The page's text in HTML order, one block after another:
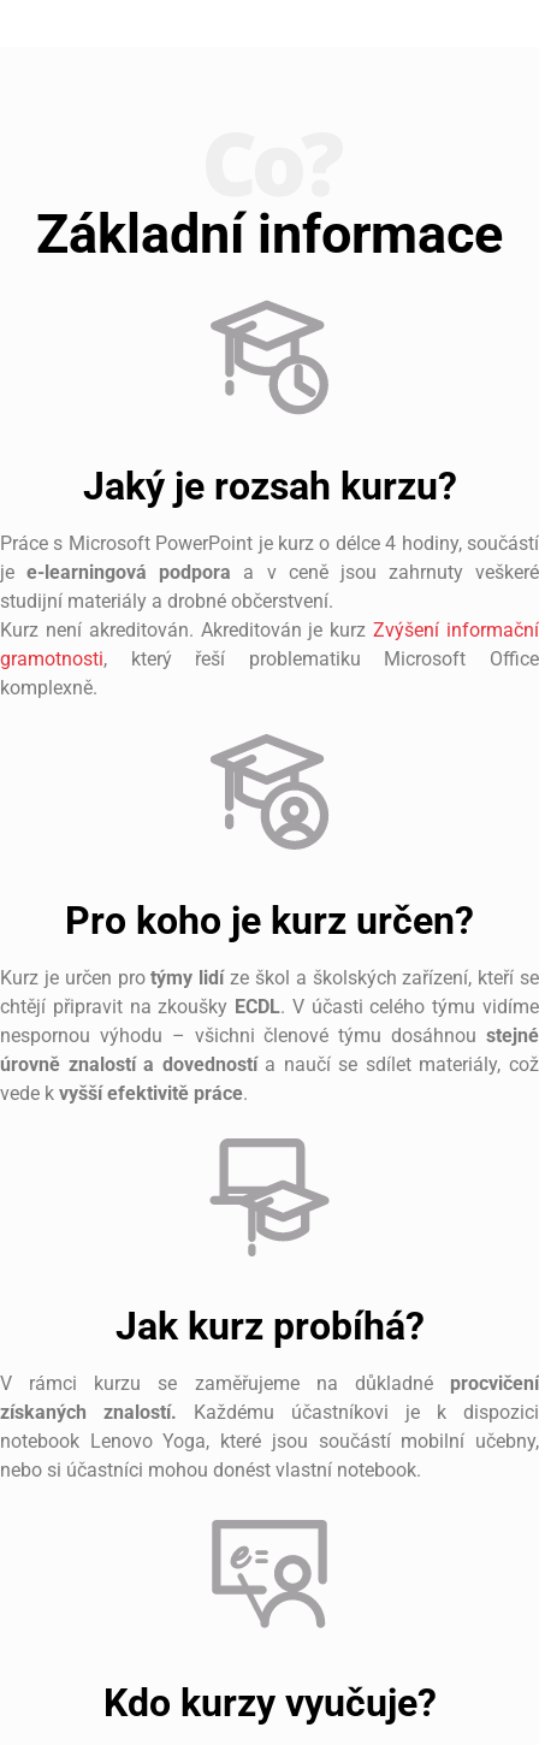
Základní informace
Jaký je rozsah kurzu?
Práce s Microsoft PowerPoint je kurz o délce 4 hodiny, součástí
jee-learningová podpora a v ceně jsou zahrnuty veškeré
studijní materiály a drobné občerstvení.
Kurz není akreditován. Akreditován je kurzZvýšení informační
gramotnosti, který řeší problematiku Microsoft Office
komplexně.
Pro koho je kurz určen?
Kurz je určen protýmy lidíze škol a školských zařízení, kteří se
chtějí připravit na zkoušky ECDL. V účasti celého týmu vidíme
nespornou výhodu – všichni členové týmu dosáhnou stejné
úrovně znalostí a dovednostía naučí se sdílet materiály, což
vede k vyšší efektivitě práce.
Jak kurz probíhá?
V rámci kurzu se zaměřujeme na důkladné procvičení
získaných znalostí. Každému účastníkovi je k dispozici
notebook Lenovo Yoga, které jsou součástí mobilní učebny,
nebo si účastníci mohou donést vlastní notebook.
Kdo kurzy vyučuje?